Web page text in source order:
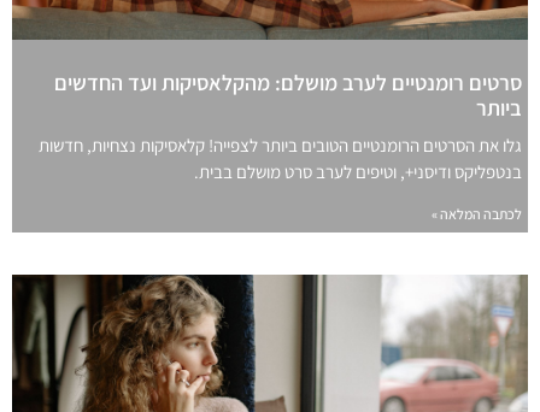
סרטים רומנטיים לערב מושלם: מהקלאסיקות ועד החדשים
ביותר
גלו את הסרטים הרומנטיים הטובים ביותר לצפייה! קלאסיקות נצחיות, חדשות
בנטפליקס ודיסני+, וטיפים לערב סרט מושלם בבית.
לכתבה המלאה »